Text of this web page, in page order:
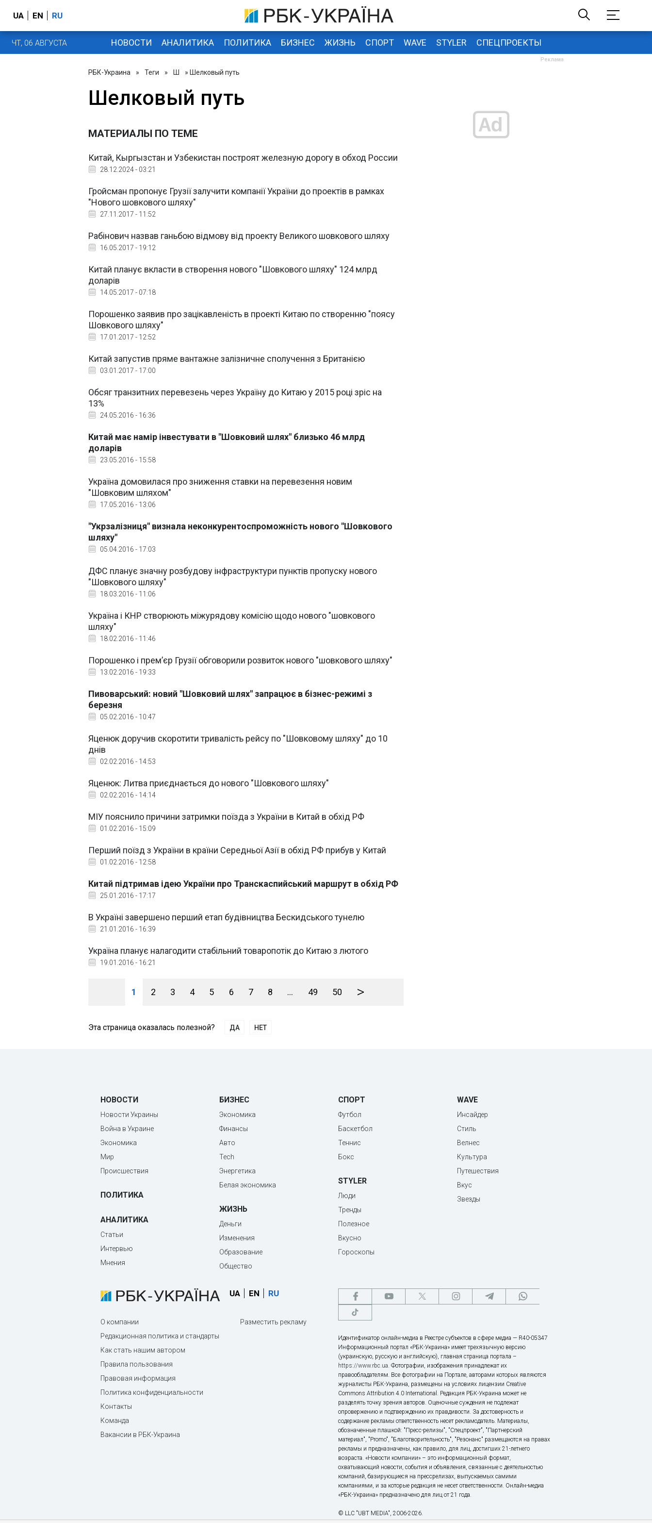
UA EN RU
ЧТ, 06 АВГУСТА НОВОСТИ АНАЛИТИКА ПОЛИТИКА БИЗНЕС ЖИЗНЬ СПОРТ WAVE STYLER СПЕЦПРОЕКТЫ
РБК-Украина » Теги » Ш » Шелковый путь
Шелковый путь
МАТЕРИАЛЫ ПО ТЕМЕ
Китай, Кыргызстан и Узбекистан построят железную дорогу в обход России
28.12.2024 - 03:21
Гройсман пропонує Грузії залучити компанії України до проектів в рамках
"Нового шовкового шляху"
27.11.2017 - 11:52
Рабінович назвав ганьбою відмову від проекту Великого шовкового шляху
16.05.2017 - 19:12
Китай планує вкласти в створення нового "Шовкового шляху" 124 млрд
доларів
14.05.2017 - 07:18
Порошенко заявив про зацікавленість в проекті Китаю по створенню "поясу
Шовкового шляху"
17.01.2017 - 12:52
Китай запустив пряме вантажне залізничне сполучення з Британією
03.01.2017 - 17:00
Обсяг транзитних перевезень через Україну до Китаю у 2015 році зріс на
13%
24.05.2016 - 16:36
Китай має намір інвестувати в "Шовковий шлях" близько 46 млрд
доларів
23.05.2016 - 15:58
Україна домовилася про зниження ставки на перевезення новим
"Шовковим шляхом"
17.05.2016 - 13:06
"Укрзалізниця" визнала неконкурентоспроможність нового "Шовкового
шляху"
05.04.2016 - 17:03
ДФС планує значну розбудову інфраструктури пунктів пропуску нового
"Шовкового шляху"
18.03.2016 - 11:06
Україна і КНР створюють міжурядову комісію щодо нового "шовкового
шляху"
18.02.2016 - 11:46
Порошенко і прем’єр Грузії обговорили розвиток нового "шовкового шляху"
13.02.2016 - 19:33
Пивоварський: новий "Шовковий шлях" запрацює в бізнес-режимі з
березня
05.02.2016 - 10:47
Яценюк доручив скоротити тривалість рейсу по "Шовковому шляху" до 10
днів
02.02.2016 - 14:53
Яценюк: Литва приєднається до нового "Шовкового шляху"
02.02.2016 - 14:14
МІУ пояснило причини затримки поїзда з України в Китай в обхід РФ
01.02.2016 - 15:09
Перший поїзд з України в країни Середньої Азії в обхід РФ прибув у Китай
01.02.2016 - 12:58
Китай підтримав ідею України про Транскаспийський маршрут в обхід РФ
25.01.2016 - 17:17
В Україні завершено перший етап будівництва Бескидського тунелю
21.01.2016 - 16:39
Україна планує налагодити стабільний товаропотік до Китаю з лютого
19.01.2016 - 16:21
1 2 3 4 5 6 7 8 ... 49 50 >
Эта страница оказалась полезной? ДА НЕТ
НОВОСТИ
Новости Украины
Война в Украине
Экономика
Мир
Происшествия
ПОЛИТИКА
АНАЛИТИКА
Статьи
Интервью
Мнения
БИЗНЕС
Экономика
Финансы
Авто
Tech
Энергетика
Белая экономика
ЖИЗНЬ
Деньги
Изменения
Образование
Общество
СПОРТ
Футбол
Баскетбол
Теннис
Бокс
STYLER
Люди
Тренды
Полезное
Вкусно
Гороскопы
WAVE
Инсайдер
Стиль
Велнес
Культура
Путешествия
Вкус
Звезды
UA EN RU
О компании
Редакционная политика и стандарты
Как стать нашим автором
Правила пользования
Правовая информация
Политика конфиденциальности
Контакты
Команда
Вакансии в РБК-Украина
Разместить рекламу
Идентификатор онлайн-медиа в Реестре субъектов в сфере медиа — R40-05347
Информационный портал «РБК-Украина» имеет трехязычную версию
(украинскую, русскую и английскую), главная страница портала –
https://www.rbc.ua. Фотографии, изображения принадлежат их
правообладателям. Все фотографии на Портале, авторами которых являются
журналисты РБК-Украина, размещены на условиях лицензии Creative
Commons Attribution 4.0 International. Редакция РБК-Украина может не
разделять точку зрения авторов. Оценочные суждения не подлежат
опровержению и подтверждению их правдивости. За достоверность и
содержание рекламы ответственность несет рекламодатель. Материалы,
обозначенные плашкой: "Пресс-релизы", "Спецпроект", "Партнерский
материал", "Promo", "Благотворительность", "Резонанс" размещаются на правах
рекламы и предназначены, как правило, для лиц, достигших 21-летнего
возраста. «Новости компании» – это информационный формат,
охватывающий новости, события и объявления, связанные с деятельностью
компаний, базирующиеся на прессрелизах, выпускаемых самими
компаниями, и за которые редакция не несет ответственности. Онлайн-медиа
«РБК-Украина» предназначено для лиц от 21 года.
© LLC "UBT MEDIA", 2006-2026.